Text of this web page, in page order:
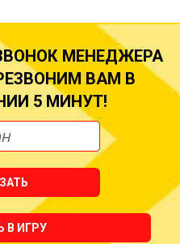
МЕНЕДЖЕРА
ВАМ В
5 МИНУТ!
В ИГРУ